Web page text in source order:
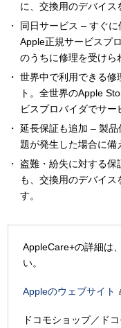
に、交換用のデバイス
同日サービス – すぐ
Apple正規サービスプ
のうちに修理を受けら
世界中で利用できる修
ト。全世界のApple
ビスプロバイダでサー
延長保証も追加 – 製
題が発生した場合に備
盗難・紛失に対する
も、交換用のデバイ
す。
AppleCare+の詳細は
い。
Appleのウェブサイト
ドコモショップ／ド